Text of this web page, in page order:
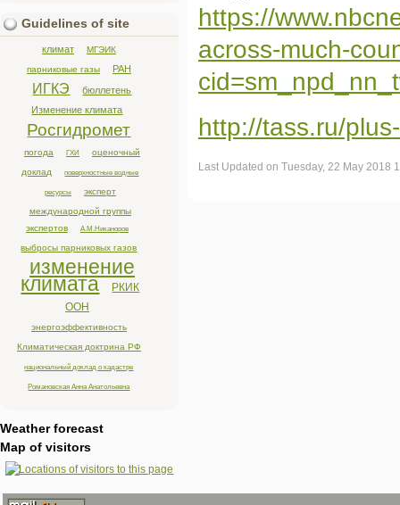
https://
across-much-
http://tass.ru/
Last Updated on Tuesday, 22 May 2018
Guidelines of site
климат
МГЭИК
парниковые газы
РАН
ИГКЭ
бюллетень
Изменение климата
Росгидромет
погода ГХИ
оценочный
доклад
поверхностные водные
ресурсы
эксперт
международной группы
экспертов
А.М.Никаноров
выбросы парниковых газов
изменение
климата
РКИК
ООН
энергоэффективность
Климатическая доктрина РФ
национальный доклад о кадастре
Романовская Анна Анатольевна
Weather forecast
Map of visitors